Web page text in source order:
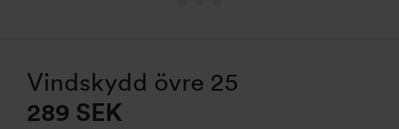
Vindskydd övre 25
289 SEK